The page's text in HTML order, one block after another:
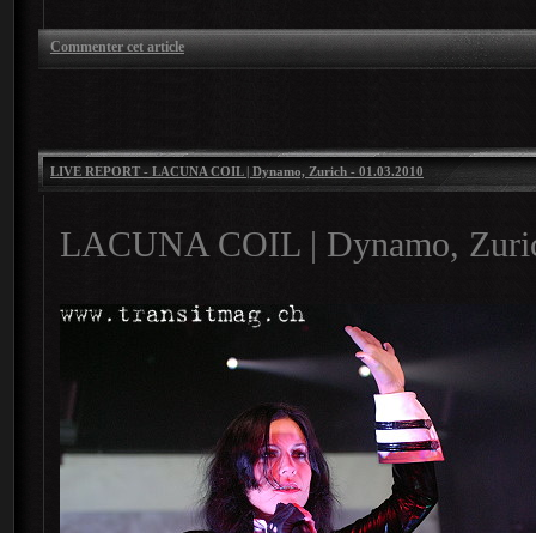
Commenter cet article
LIVE REPORT - LACUNA COIL | Dynamo, Zurich - 01.03.2010
LACUNA COIL | Dynamo,